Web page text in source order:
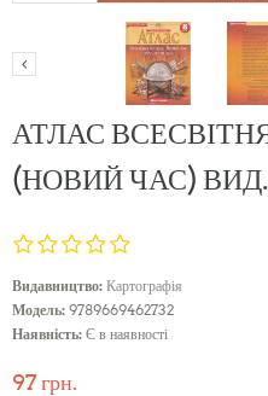
АТЛАС
(НОВИЙ ЧАС)
Видавництво: Картографія
Модель: 9789669462732
Наявність: Є в наявності
97 грн.